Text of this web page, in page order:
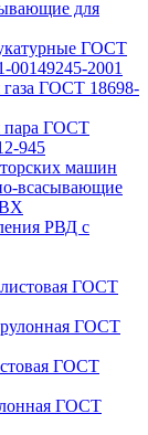
для
ГОСТ
00149245-2001
газа ГОСТ 18698-
пара ГОСТ
945
машин
всасывающие
РВД с
ГОСТ
ГОСТ
ГОСТ
ГОСТ